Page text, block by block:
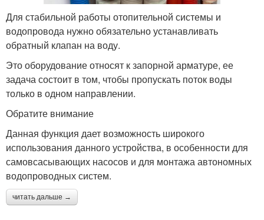
Для стабильной работы отопительной системы и
водопровода нужно обязательно устанавливать
обратный клапан на воду.
Это оборудование относят к запорной арматуре, ее
задача состоит в том, чтобы пропускать поток воды
только в одном направлении.
Обратите внимание
Данная функция дает возможность широкого
использования данного устройства, в особенности для
самовсасывающих насосов и для монтажа автономных
водопроводных систем.
читать дальше →